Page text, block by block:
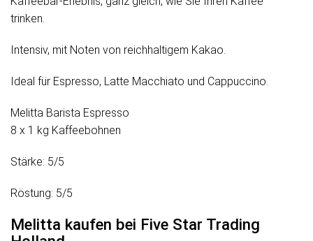
trinken.
Intensiv, mit Noten von reichhaltigem Kakao.
Ideal für Espresso, Latte Macchiato und Cappuccino.
Melitta Barista Espresso
8 x 1 kg Kaffeebohnen
Stärke: 5/5
Röstung: 5/5
Melitta kaufen bei Five Star Trading